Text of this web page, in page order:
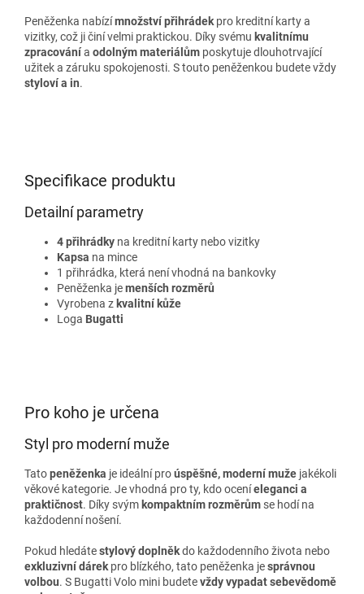
Peněženka nabízímnožství přihrádek pro kreditní karty a
vizitky, což ji činí velmi praktickou. Díky svému kvalitnímu
zpracovánía odolným materiálům poskytuje dlouhotrvající
užitek a záruku spokojenosti. S touto peněženkou budete vždy
styloví a in.
Specifikace produktu
Detailní parametry
4 přihrádky na kreditní karty nebo vizitky
Kapsa na mince
1 přihrádka, která není vhodná na bankovky
Peněženka jemenších rozměrů
Vyrobena z kvalitní kůže
Loga Bugatti
Pro koho je určena
Styl pro moderní muže
Tatopeněženka je ideální proúspěšné, moderní muže jakékoli
věkové kategorie. Je vhodná pro ty, kdo oceníeleganci a
praktičnost. Díky svým kompaktním rozměrům se hodí na
každodenní nošení.
Pokud hledátestylový doplněkdo každodenního života nebo
exkluzivní dárek pro blízkého, tato peněženka jesprávnou
volbou. S Bugatti Volo mini budetevždy vypadat sebevědomě